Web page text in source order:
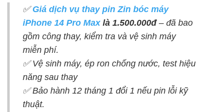
✅ Giá dịch vụ thay pin Zin bóc máy
iPhone 14 Pro Maxlà 1.500.000đ– đã bao
gồm công thay, kiểm tra và vệ sinh máy
miễn phí.
✅ Vệ sinh máy, ép ron chống nước, test hiệu
năng sau thay
✅ Bảo hành 12 tháng 1 đổi 1 nếu pin lỗi kỹ
thuật.